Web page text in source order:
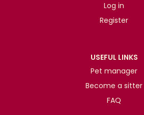
Log in
Register
USEFUL LINKS
Pet manager
Become a sitter
FAQ